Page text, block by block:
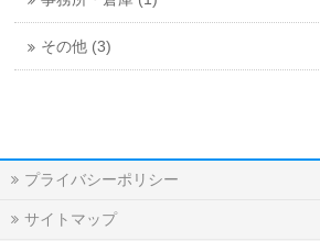
その他 (3)
プライバシーポリシー
サイトマップ